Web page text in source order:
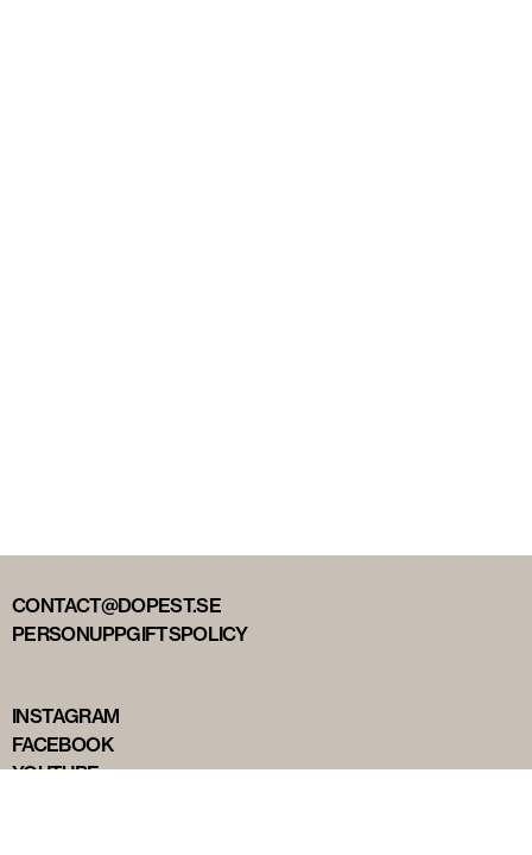
CONTACT@DOPEST.SE
PERSONUPPGIFTSPOLICY
INSTAGRAM
FACEBOOK
YOUTUBE